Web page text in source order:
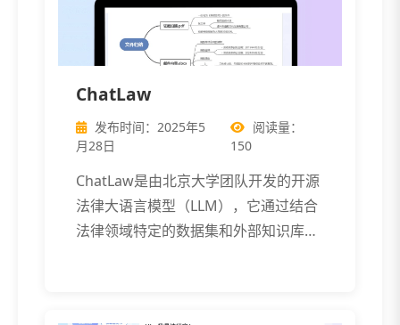
ChatLaw
发布时间：2025年5
月28日
阅读量：
150
ChatLaw是由北京大学团队开发的开源
法律大语言模型（LLM），它通过结合
法律领域特定的数据集和外部知识库，